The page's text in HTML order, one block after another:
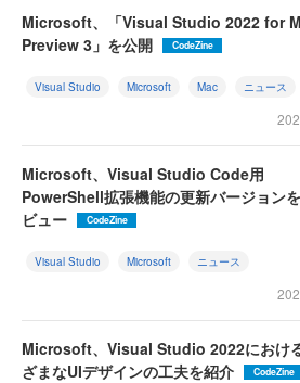
Microsoft、「Visual Studio 2022 for
Preview 3」を公開
CodeZine
Visual Studio Microsoft Mac ニュース
Microsoft、Visual Studio Code用
PowerShell拡張機能の更新バージョン
ビュー
CodeZine
Visual Studio Microsoft ニュース
Microsoft、Visual Studio 2022におけ
ざまなUIデザインの工夫を紹介
CodeZine